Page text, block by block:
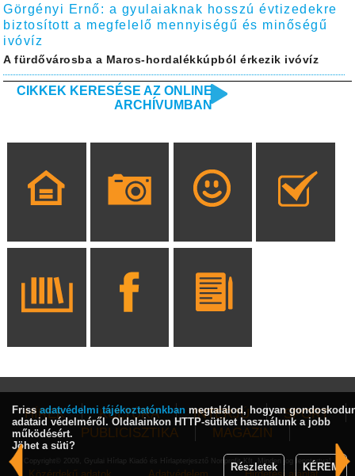
Görgényi Ernő: a gyulaiaknak hosszú évtizedekre
biztosított a megfelelő mennyiségű és minőségű
ivóvíz
A fürdővárosba a Maros-hordalékkúpból érkezik ivóvíz
CIKKEK KERESÉSE AZ ONLINE
ARCHÍVUMBAN
HÍREK KULTÚRA INTERJÚ
SPORT
PUBLICISZTIKA
MAGAZIN
Copyright© 2009, Gyulai Hírlap Kiadó és Hírlapterjesztő Nonprofit Kft. Minden jog fenntartva!
Friss adatvédelmi tájékoztatónkban megtalálod, hogyan
adataid védelméről. Oldalainkon HTTP-sütiket használunk a jobb
működésért.
Jöhet a süti?
Részletek
KÉREM